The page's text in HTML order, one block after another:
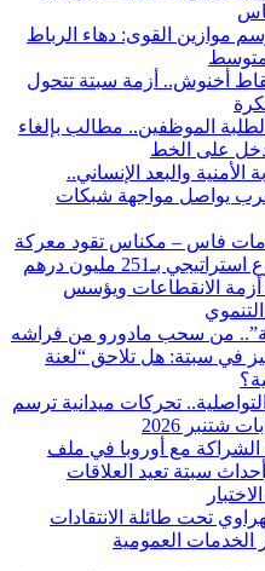
موازين القوى: دهاء الرباط
أخنوش.. أزمة سبتة تتحول
الموظفين.. مطالب بإلغاء
على الخط
والبعد الإنساني..
يواصل مواجهة شبكات
فاس – مكناس تقود معركة
الأمن المائي ببولمان.. مشروع استراتيجي بـ251 مليون درهم
أزمة الانقطاعات ويؤسس
من سحب مادورو من فراشه
في سبتة: هل تلاحق “لعنة
تحركات ميدانية ترسم
شتنبر 2026
مع أوروبا في ملف
سبتة تعيد العلاقات
تحت طائلة الانتقادات
العمومية